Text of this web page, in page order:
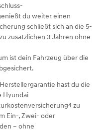
du weiter einen
schließt sich an die 5-
zusätzlichen 3 Jahren ohne
ist dein Fahrzeug über die
hast du die
Hyundai
4zu
Ein-, Zwei- oder
– ohne